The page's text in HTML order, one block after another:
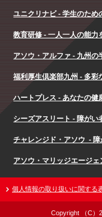
ユニクリナビ - 学生のため
教育研修 - 一人一人の能力
アソウ・アルファ - 九州の
福利厚生倶楽部九州 - 多彩
ハートプレス - あなたの健
シーズアスリート - 障が
チャレンジド・アソウ -
アソウ・マリッジエージ
個人情報の取り扱いに関する
Copyright （C）